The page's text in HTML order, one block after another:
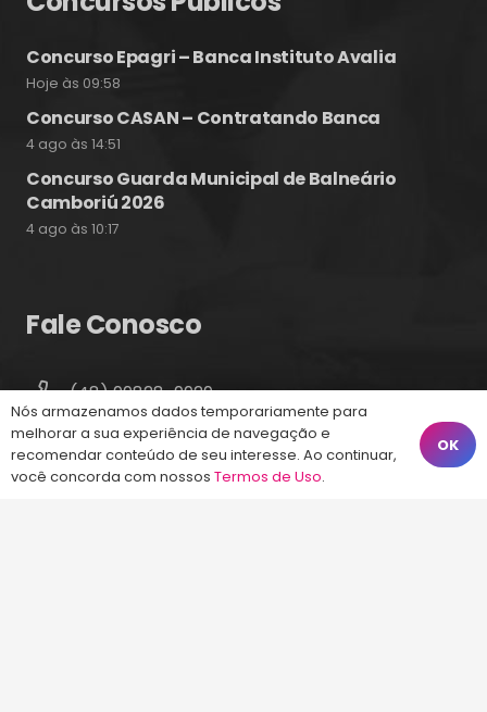
Concurso Epagri – Banca Instituto Avalia
Hoje às 09:58
Concurso CASAN – Contratando Banca
4 ago às 14:51
Concurso Guarda Municipal de Balneário
Camboriú 2026
4 ago às 10:17
Fale Conosco
(48) 99828-9929
Calçadão João Pinto, 212 – Centro
Florianópolis – SC, 88010-420
Nós armazenamos dados temporariamente para
melhorar a sua experiência de navegação e
recomendar conteúdo de seu interesse. Ao continuar,
você concorda com nossos Termos de Uso.
OK